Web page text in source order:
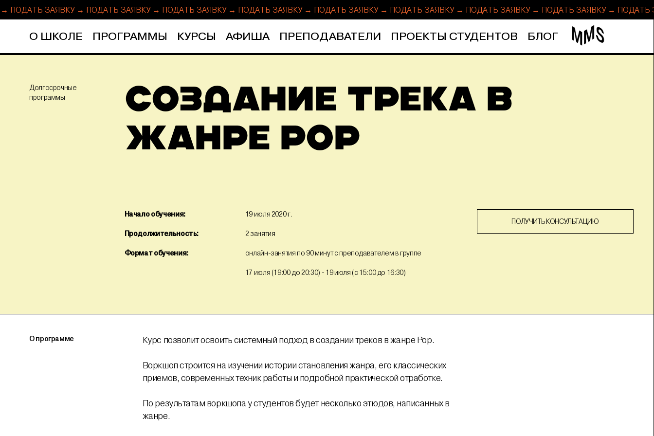
→ ПОДАТЬ ЗАЯВКУ →ПОДАТЬ ЗАЯВКУ → ПОДАТЬ ЗАЯВКУ → ПОДАТЬ ЗАЯВКУ → ПОДАТЬ ЗАЯВКУ →ПОДАТЬ ЗАЯВКУ → ПОДАТЬ ЗАЯВКУ → ПОДАТЬ ЗАЯВКУ →
О ШКОЛЕ ПРОГРАММЫ КУРСЫ АФИША ПРЕПОДАВАТЕЛИ ПРОЕКТЫ СТУДЕНТОВ БЛОГ
Долгосрочные
программы
СОЗДАНИЕ ТРЕКА В
ЖАНРЕ POP
Начало обучения: 19 июля 2020 г.
Продолжительность: 2 занятия
Формат обучения: онлайн-занятия по 90 минут с преподавателем в группе
17 июля (19:00 до 20:30) - 19 июля (с 15:00 до 16:30)
ПОЛУЧИТЬ КОНСУЛЬТАЦИЮ
О программе Курс позволит освоить системный подход в создании треков в жанре Pop.
Воркшоп строится на изучении истории становления жанра, его классических
приемов, современных техник работы и подробной практической отработке.
По результатам воркшопа у студентов будет несколько этюдов, написанных в
жанре.